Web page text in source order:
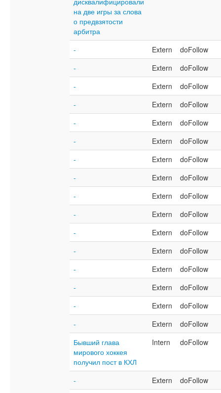
на две игры за слова
о предвзятости
арбитра
-
Extern
doFollow
-
Extern
doFollow
-
Extern
doFollow
-
Extern
doFollow
-
Extern
doFollow
-
Extern
doFollow
-
Extern
doFollow
-
Extern
doFollow
-
Extern
doFollow
-
Extern
doFollow
-
Extern
doFollow
-
Extern
doFollow
-
Extern
doFollow
-
Extern
doFollow
-
Extern
doFollow
-
Extern
doFollow
Бывший глава
мирового хоккея
получил пост в КХЛ
Intern doFollow
- Extern
doFollow